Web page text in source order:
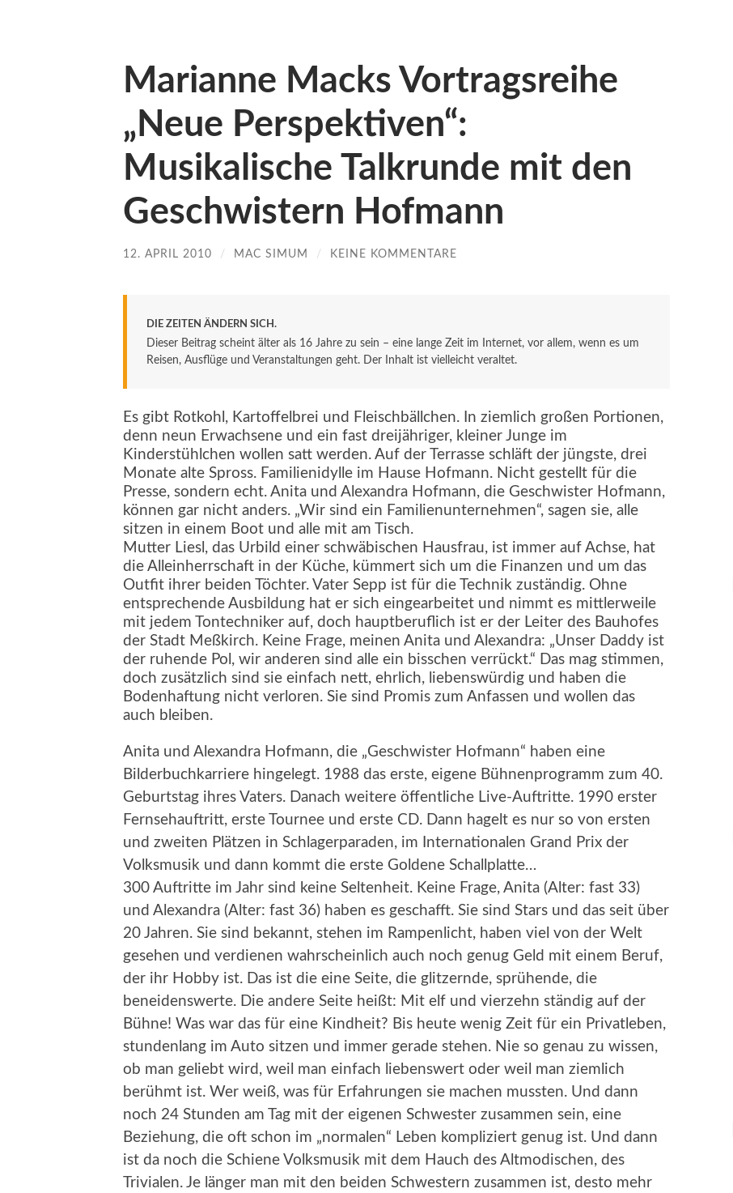
Marianne Macks Vortragsreihe
„Neue Perspektiven“:
Musikalische Talkrunde mit den
Geschwistern Hofmann
12. APRIL 2010 / MAC SIMUM / KEINE KOMMENTARE
DIE ZEITEN ÄNDERN SICH.
Dieser Beitrag scheint älter als 16 Jahre zu sein – eine lange Zeit im Internet, vor allem, wenn es um
Reisen, Ausflüge und Veranstaltungen geht. Der Inhalt ist vielleicht veraltet.
Es gibt Rotkohl, Kartoffelbrei und Fleischbällchen. In ziemlich großen Portionen,
denn neun Erwachsene und ein fast dreijähriger, kleiner Junge im
Kinderstühlchen wollen satt werden. Auf der Terrasse schläft der jüngste, drei
Monate alte Spross. Familienidylle im Hause Hofmann. Nicht gestellt für die
Presse, sondern echt. Anita und Alexandra Hofmann, die Geschwister Hofmann,
können gar nicht anders. „Wir sind ein Familienunternehmen“, sagen sie, alle
sitzen in einem Boot und alle mit am Tisch.
Mutter Liesl, das Urbild einer schwäbischen Hausfrau, ist immer auf Achse, hat
die Alleinherrschaft in der Küche, kümmert sich um die Finanzen und um das
Outfit ihrer beiden Töchter. Vater Sepp ist für die Technik zuständig. Ohne
entsprechende Ausbildung hat er sich eingearbeitet und nimmt es mittlerweile
mit jedem Tontechniker auf, doch hauptberuflich ist er der Leiter des Bauhofes
der Stadt Meßkirch. Keine Frage, meinen Anita und Alexandra: „Unser Daddy ist
der ruhende Pol, wir anderen sind alle ein bisschen verrückt.“ Das mag stimmen,
doch zusätzlich sind sie einfach nett, ehrlich, liebenswürdig und haben die
Bodenhaftung nicht verloren. Sie sind Promis zum Anfassen und wollen das
auch bleiben.
Anita und Alexandra Hofmann, die „Geschwister Hofmann“ haben eine
Bilderbuchkarriere hingelegt. 1988 das erste, eigene Bühnenprogramm zum 40.
Geburtstag ihres Vaters. Danach weitere öffentliche Live-Auftritte. 1990 erster
Fernsehauftritt, erste Tournee und erste CD. Dann hagelt es nur so von ersten
und zweiten Plätzen in Schlagerparaden, im Internationalen Grand Prix der
Volksmusik und dann kommt die erste Goldene Schallplatte…
300 Auftritte im Jahr sind keine Seltenheit. Keine Frage, Anita (Alter: fast 33)
und Alexandra (Alter: fast 36) haben es geschafft. Sie sind Stars und das seit über
20 Jahren. Sie sind bekannt, stehen im Rampenlicht, haben viel von der Welt
gesehen und verdienen wahrscheinlich auch noch genug Geld mit einem Beruf,
der ihr Hobby ist. Das ist die eine Seite, die glitzernde, sprühende, die
beneidenswerte. Die andere Seite heißt: Mit elf und vierzehn ständig auf der
Bühne! Was war das für eine Kindheit? Bis heute wenig Zeit für ein Privatleben,
stundenlang im Auto sitzen und immer gerade stehen. Nie so genau zu wissen,
ob man geliebt wird, weil man einfach liebenswert oder weil man ziemlich
berühmt ist. Wer weiß, was für Erfahrungen sie machen mussten. Und dann
noch 24 Stunden am Tag mit der eigenen Schwester zusammen sein, eine
Beziehung, die oft schon im „normalen“ Leben kompliziert genug ist. Und dann
ist da noch die Schiene Volksmusik mit dem Hauch des Altmodischen, des
Trivialen. Je länger man mit den beiden Schwestern zusammen ist, desto mehr